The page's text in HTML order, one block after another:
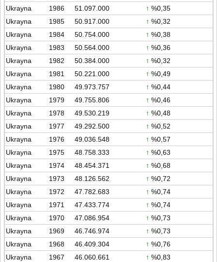
Ukrayna
1986 51.097.000 ↑ %0,35
Ukrayna
1985 50.917.000 ↑ %0,32
Ukrayna
1984 50.754.000 ↑ %0,38
Ukrayna
1983 50.564.000 ↑ %0,36
Ukrayna
1982 50.384.000 ↑ %0,32
Ukrayna
1981 50.221.000 ↑ %0,49
Ukrayna
1980 49.973.757 ↑ %0,44
Ukrayna
1979 49.755.806 ↑ %0,46
Ukrayna
1978 49.530.219 ↑ %0,48
Ukrayna
1977 49.292.500 ↑ %0,52
Ukrayna
1976 49.036.548 ↑ %0,57
Ukrayna
1975 48.758.333 ↑ %0,63
Ukrayna
1974 48.454.371 ↑ %0,68
Ukrayna
1973 48.126.562 ↑ %0,72
Ukrayna
1972 47.782.683 ↑ %0,74
Ukrayna
1971 47.433.774 ↑ %0,74
Ukrayna
1970 47.086.954 ↑ %0,73
Ukrayna
1969 46.746.974 ↑ %0,73
Ukrayna
1968 46.409.304 ↑ %0,76
Ukrayna
1967 46.060.661 ↑ %0,83